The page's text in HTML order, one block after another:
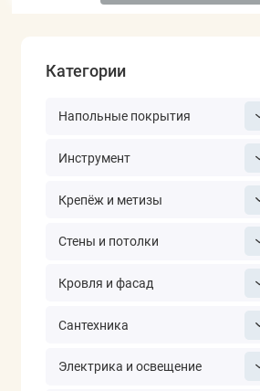
Категории
Напольные покрытия
Инструмент
Крепёж и метизы
Стены и потолки
Кровля и фасад
Сантехника
Электрика и освещение